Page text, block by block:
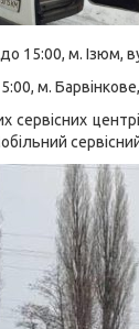
15:00, м. Ізюм,
м.
сервісних